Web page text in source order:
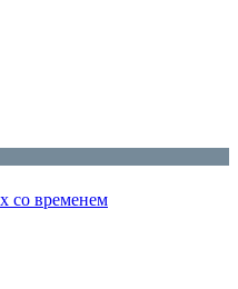
со временем